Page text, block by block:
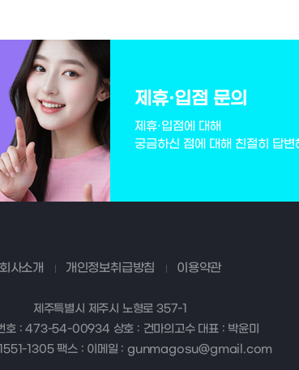
제휴·입점 문의
제휴·입점에 대해
궁금하신 점에 대해 친절히 답변
회사소개 개인정보취급방침 이용약관
제주특별시 제주시 노형로 357-1
호 : 473-54-00934 상호 : 건마의고수 대표 : 박윤미
1551-1305 팩스 : 이메일 : gunmagosu@gmail.com